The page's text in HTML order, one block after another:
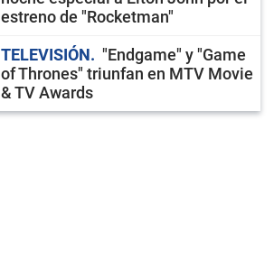
estreno de "Rocketman"
TELEVISIÓN
"Endgame" y "Game
of Thrones" triunfan en MTV Movie
& TV Awards